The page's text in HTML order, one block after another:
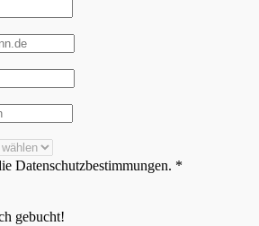
Datenschutzbestimmungen. *
gebucht!